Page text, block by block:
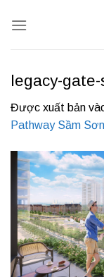
qua
legacy-
Được xuất bản
Pathway Sầm Sơn